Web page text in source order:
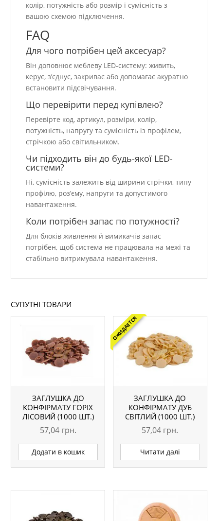
колір, потужність або розмір і сумісність з
вашою схемою підключення.
FAQ
Для чого потрібен цей аксесуар?
Він доповнює меблеву LED-систему: живить,
керує, з’єднує, закриває або допомагає акуратно
встановити підсвічування.
Що перевірити перед купівлею?
Перевірте код, артикул, розміри, колір,
потужність, напругу та сумісність із профілем,
стрічкою або світильником.
Чи підходить він до будь-якої LED-
системи?
Ні, сумісність залежить від ширини стрічки, типу
профілю, роз’єму, напруги та допустимого
навантаження.
Коли потрібен запас по потужності?
Для блоків живлення й вимикачів запас
потрібен, щоб система не працювала на межі та
стабільно витримувала навантаження.
СУПУТНІ ТОВАРИ
ЗАГЛУШКА ДО
КОНФІРМАТУ ГОРІХ
ЛІСОВИЙ (1000 ШТ.)
57,04 грн.
Додати в кошик
ОЖИДАЕТСЯ
ЗАГЛУШКА ДО
КОНФІРМАТУ ДУБ
СВІТЛИЙ (1000 ШТ.)
57,04 грн.
Читати далі